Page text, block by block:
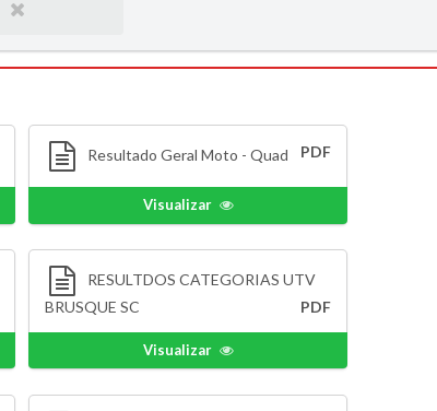
Resultado Geral Moto - Quad PDF
Visualizar
RESULTDOS CATEGORIAS UTV
BRUSQUE SC
PDF
Visualizar